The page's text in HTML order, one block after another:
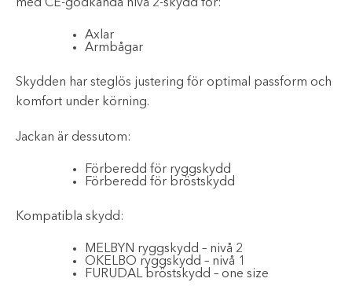
med CE-godkända nivå 2-skydd för:
Axlar
Armbågar
Skydden har steglös justering för optimal passform och
komfort under körning.
Jackan är dessutom:
Förberedd för ryggskydd
Förberedd för bröstskydd
Kompatibla skydd:
MELBYN ryggskydd – nivå 2
OKELBO ryggskydd – nivå 1
FURUDAL bröstskydd – one size